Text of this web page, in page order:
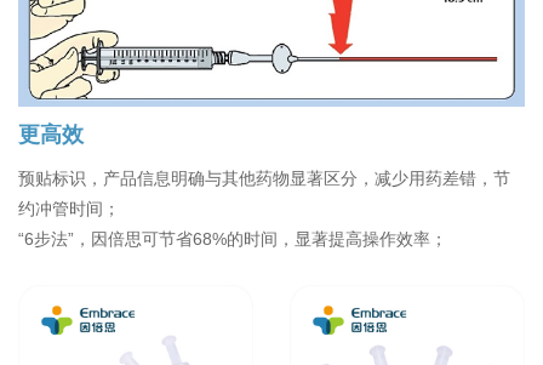
更高效
预贴标识，产品信息明确与其他药物显著区分，减少用药差错，节
约冲管时间；
“6步法”，因倍思可节省68%的时间，显著提高操作效率；